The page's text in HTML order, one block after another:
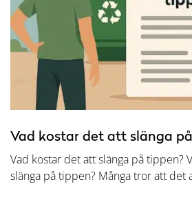
Vad kostar det att slänga
Vad kostar det att slänga på tippen?
slänga på tippen? Många tror att det